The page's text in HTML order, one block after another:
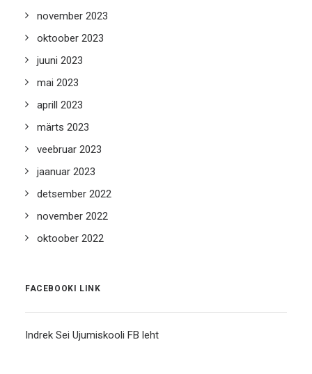
november 2023
oktoober 2023
juuni 2023
mai 2023
aprill 2023
märts 2023
veebruar 2023
jaanuar 2023
detsember 2022
november 2022
oktoober 2022
FACEBOOKI LINK
Indrek Sei Ujumiskooli FB leht